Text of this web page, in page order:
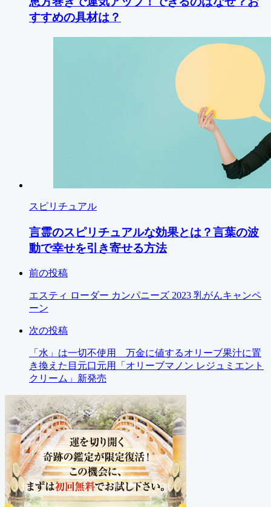
すすめの具材は？
スピリチュアル
言霊のスピリチュアルな効果とは？言葉の波
動で幸せを引き寄せる方法
前の投稿
エスティ ローダー カンパニーズ 2023 乳がんキャンペ
ーン
次の投稿
「水」は一切不使用 万金に値するオリーブ果汁に置
き換えた目元口元用「オリーブマノン レジュミエント
クリーム」新発売